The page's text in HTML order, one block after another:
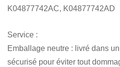
K04877742AC, K04877742AD
Service :
Emballage neutre : livré dans
sécurisé pour éviter tout